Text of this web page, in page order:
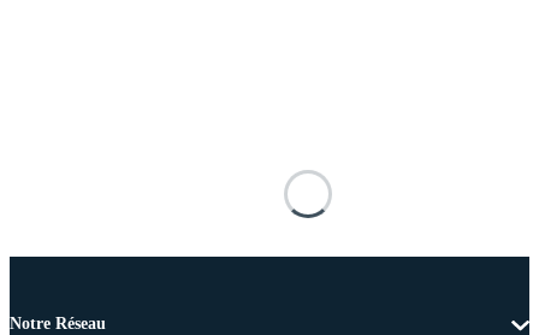
Notre Réseau